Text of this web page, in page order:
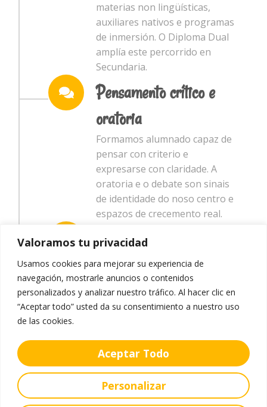
Valoramos tu privacidad
Usamos cookies para mejorar su experiencia de
navegación, mostrarle anuncios o contenidos
personalizados y analizar nuestro tráfico. Al hacer clic en
“Aceptar todo” usted da su consentimiento a nuestro uso
de las cookies.
Personalizar
Aceptar Todo
materias non lingüísticas,
auxiliares nativos e programas
de inmersión. O Diploma Dual
amplía este percorrido en
Secundaria.
Pensamento crítico e
oratoria
Formamos alumnado capaz de
pensar con criterio e
expresarse con claridade. A
oratoria e o debate son sinais
de identidade do noso centro e
espazos de crecemento real.
Atención á diversidade
Contamos con profesorado
especialista, agrupamentos
flexibles e unha titoría próxima
para garantir que cada alumno
súas capacidades.
Valores e identidade
filipense